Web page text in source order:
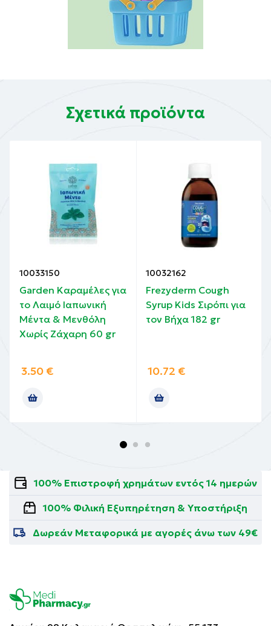
Σχετικά προϊόντα
10033150
Garden Καραμέλες για
το Λαιμό Ιαπωνική
Μέντα & Μενθόλη
Χωρίς Ζάχαρη 60 gr
3.50 €
10032162
Frezyderm Cough
Syrup Kids Σιρόπι για
τον Βήχα 182 gr
10.72 €
100% Επιστροφή χρημάτων εντός 14 ημερών
100% Φιλική Εξυπηρέτηση & Υποστήριξη
Δωρεάν Μεταφορικά με αγορές άνω των 49€